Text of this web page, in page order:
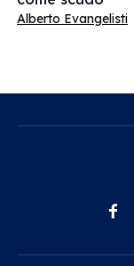
Alberto Evangelisti